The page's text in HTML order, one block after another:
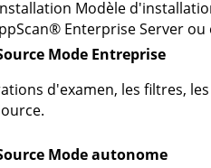
Modèle
®Enterprise Serverou
Mode Entreprise
d'examen, les filtres,
.
Mode autonome